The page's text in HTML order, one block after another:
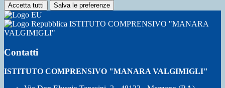
Accetta tutti Salva le preferenze
ISTITUTO COMPRENSIVO "MANARA
VALGIMIGLI"
Contatti
ISTITUTO COMPRENSIVO "MANARA VALGIMIGLI"